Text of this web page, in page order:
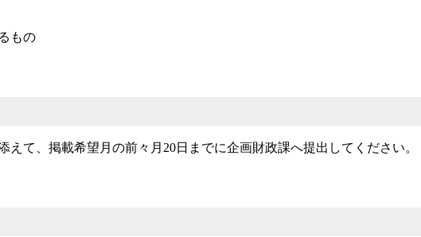
もの
て、掲載希望月の前々月20日までに企画財政課へ提出してください。